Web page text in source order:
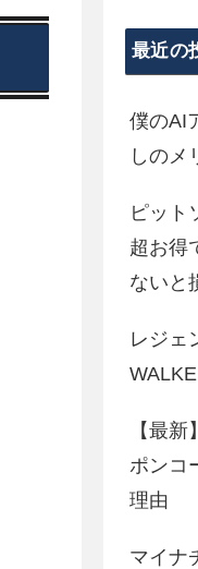
最近の
僕のAI
しのメ
ピット
超お得
ないと
レジェ
【最
ポンコ
理由
マイナ